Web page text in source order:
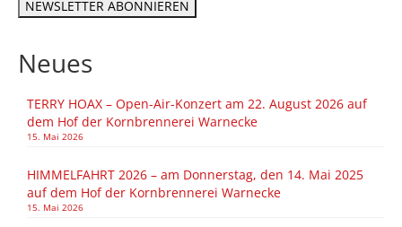
Neues
TERRY HOAX – Open-Air-Konzert am 22. August 2026 auf
dem Hof der Kornbrennerei Warnecke
15. Mai 2026
HIMMELFAHRT 2026 – am Donnerstag, den 14. Mai 2025
auf dem Hof der Kornbrennerei Warnecke
15. Mai 2026